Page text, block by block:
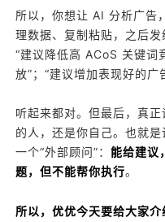
所以，你想让 AI 分析广告
理数据、复制粘贴，之后
“建议降低高 ACoS 关键词
放”；“建议增加表现好的
听起来都对。但最后，真
的人，还是你自己。也就
一个“外部顾问”： 能给建议
题，但不能帮你执行。
所以，优优今天要给大家介